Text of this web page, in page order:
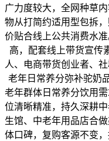
广力度较大，全网种草
物从打简约适用型包拆
价贴合线上公共消费水
高，配套线上带货宣传
人、电商带货创业者、
老年日常养分弥补驼奶
老年群体日常养分饮用
位清晰精准，持久深耕
生馆、中老年用品店合
体口碑，复购客源不变